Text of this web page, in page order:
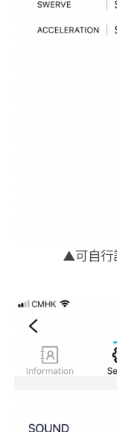
▲可自行